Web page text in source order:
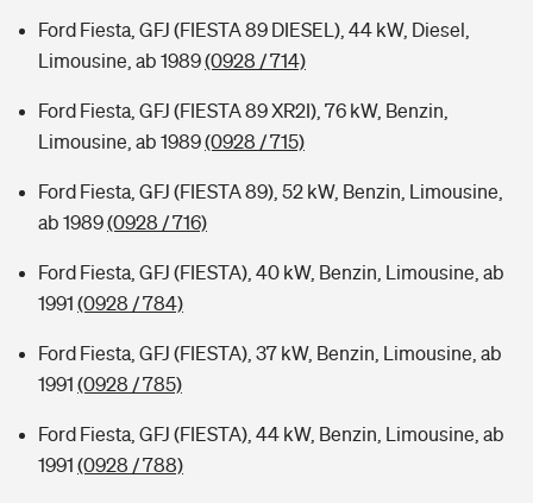
Ford Fiesta, GFJ (FIESTA 89 DIESEL), 44 kW, Diesel,
Limousine, ab 1989(0928 / 714)
Ford Fiesta, GFJ (FIESTA 89 XR2I), 76 kW, Benzin,
Limousine, ab 1989(0928 / 715)
Ford Fiesta, GFJ (FIESTA 89), 52 kW, Benzin, Limousine,
ab 1989(0928 / 716)
Ford Fiesta, GFJ (FIESTA), 40 kW, Benzin, Limousine, ab
1991 (0928 / 784)
Ford Fiesta, GFJ (FIESTA), 37 kW, Benzin, Limousine, ab
1991 (0928 / 785)
Ford Fiesta, GFJ (FIESTA), 44 kW, Benzin, Limousine, ab
1991 (0928 / 788)